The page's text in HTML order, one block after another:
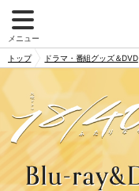
メニュー
トップ ドラマ・番組グッズ＆DVD